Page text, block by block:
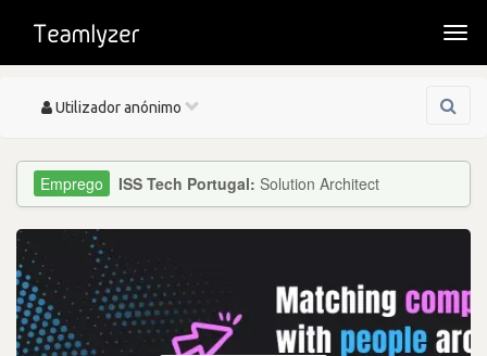
Toggle
Utilizador anónimo
ISS Tech Portugal: Solution Architect